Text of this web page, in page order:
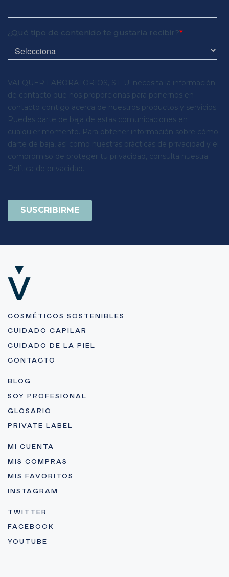
COSMÉTICOS SOSTENIBLES
CUIDADO CAPILAR
CUIDADO DE LA PIEL
CONTACTO
BLOG
SOY PROFESIONAL
GLOSARIO
PRIVATE LABEL
MI CUENTA
MIS COMPRAS
MIS FAVORITOS
INSTAGRAM
TWITTER
FACEBOOK
YOUTUBE